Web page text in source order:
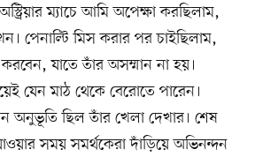
ম্যাচে আমি অপেক্ষা করছিলাম,
পেনাল্টি মিস করার পর চাইছিলাম,
যাতে তাঁর অসম্মান না হয়।
যেন মাঠ থেকে বেরোতে পারেন।
অনুভূতি ছিল তাঁর খেলা দেখার। শেষ
সময় সমর্থকেরা দাঁড়িয়ে অভিনন্দন